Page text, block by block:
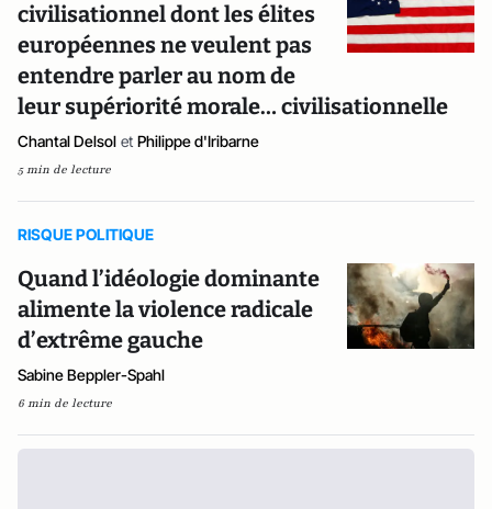
civilisationnel dont les élites
européennes ne veulent pas
entendre parler au nom de
leur supériorité morale… civilisationnelle
Chantal Delsol et Philippe d'Iribarne
5 min de lecture
RISQUE POLITIQUE
Quand l’idéologie dominante
alimente la violence radicale
d’extrême gauche
Sabine Beppler-Spahl
6 min de lecture